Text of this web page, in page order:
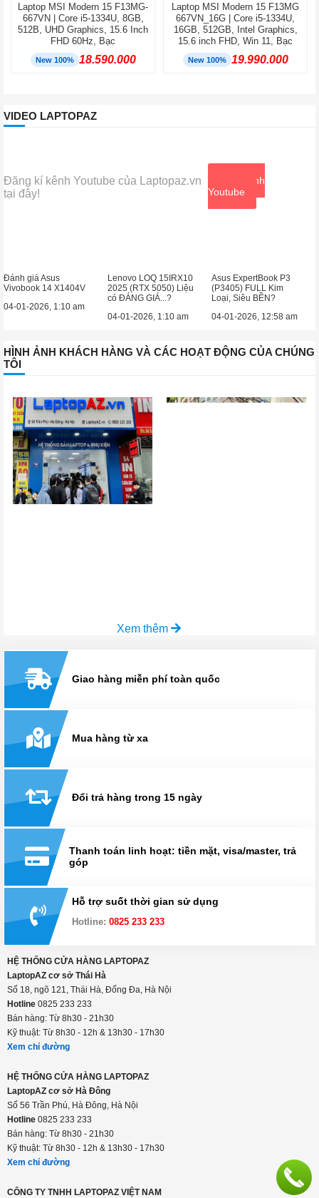
Laptop MSI Modern 15 F13MG-
667VN | Core i5-1334U, 8GB,
512B, UHD Graphics, 15.6 Inch
FHD 60Hz, Bạc
New 100% 18.590.000
Laptop MSI Modern 15 F13MG
667VN_16G | Core i5-1334U,
16GB, 512GB, Intel Graphics,
15.6 inch FHD, Win 11, Bạc
New 100% 19.990.000
VIDEO LAPTOPAZ
Đăng kí kênh Youtube của Laptopaz.vn
tại đây!
Xem kênh
Youtube
Đánh giá Asus
Vivobook 14 X1404V
04-01-2026, 1:10 am
Lenovo LOQ 15IRX10
2025 (RTX 5050) Liệu
có ĐÁNG GIÁ...?
04-01-2026, 1:10 am
Asus ExpertBook P3
(P3405) FULL Kim
Loại, Siêu BỀN?
04-01-2026, 12:58 am
HÌNH ẢNH KHÁCH HÀNG VÀ CÁC HOẠT ĐỘNG CỦA CHÚNG
TÔI
Đổi trả hàng trong 15 ngày
góp
Hỗ trợ suốt thời gian sử dụng
Hotline:0825 233 233
LaptopAZ cơ sở Thái Hà
Số 18, ngõ 121, Thái Hà, Đống Đa, Hà Nội
Hotline0825 233 233
Bán hàng: Từ 8h30 - 21h30
Kỹ thuật: Từ 8h30 - 12h & 13h30 - 17h30
Xem chỉ đường
LaptopAZ cơ sở Hà Đông